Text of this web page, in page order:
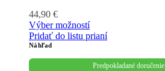
44,90 €
Výber možností
Pridať do listu prianí
Náhľad
Predpokladané doručenie